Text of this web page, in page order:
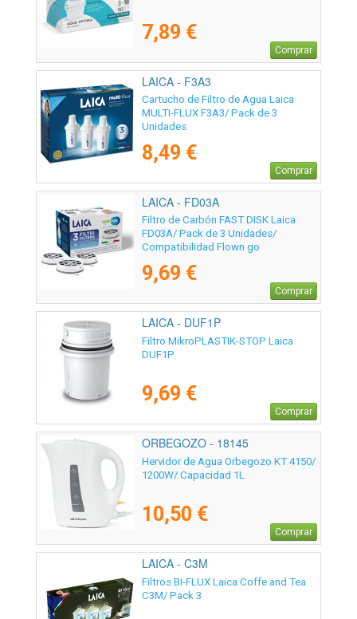
7,89 €
Comprar
LAICA - F3A3
Cartucho de Filtro de Agua Laica
MULTI-FLUX F3A3/ Pack de 3
Unidades
8,49 €
Comprar
LAICA - FD03A
Filtro de Carbón FAST DISK Laica
FD03A/ Pack de 3 Unidades/
Compatibilidad Flown go
9,69 €
Comprar
LAICA - DUF1P
Filtro MikroPLASTIK-STOP Laica
DUF1P
9,69 €
Comprar
ORBEGOZO - 18145
Hervidor de Agua Orbegozo KT 4150/
1200W/ Capacidad 1L
10,50 €
Comprar
LAICA - C3M
Filtros BI-FLUX Laica Coffe and Tea
C3M/ Pack 3